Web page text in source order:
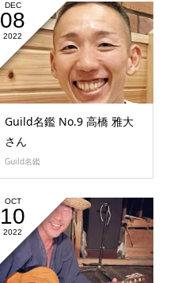
DEC
08
2022
Guild名鑑 No.9 高橋 雅大
さん
Guild名鑑
OCT
10
2022